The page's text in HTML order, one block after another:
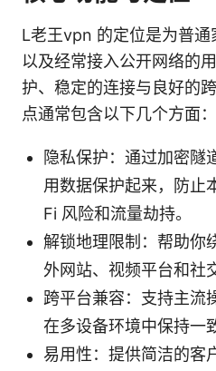
L老王vpn 的定位是为普
以及经常接入公开网络的
护、稳定的连接与良好的
点通常包含以下几个方面：
隐私保护：通过加密隧
用数据保护起来，防止
Fi 风险和流量劫持。
解锁地理限制：帮助你
外网站、视频平台和社
跨平台兼容：支持主流
在多设备环境中保持一
易用性：提供简洁的客